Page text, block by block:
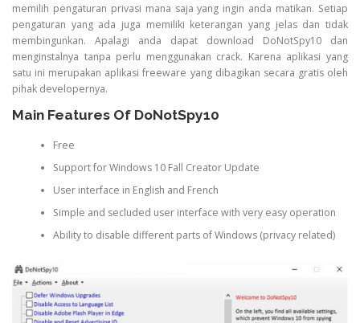
memilih pengaturan privasi mana saja yang ingin anda matikan. Setiap
pengaturan yang ada juga memiliki keterangan yang jelas dan tidak
membingunkan. Apalagi anda dapat download DoNotSpy10 dan
menginstalnya tanpa perlu menggunakan crack. Karena aplikasi yang
satu ini merupakan aplikasi freeware yang dibagikan secara gratis oleh
pihak developernya.
Main Features Of DoNotSpy10
Free
Support for Windows 10 Fall Creator Update
User interface in English and French
Simple and secluded user interface with very easy operation
Ability to disable different parts of Windows (privacy related)